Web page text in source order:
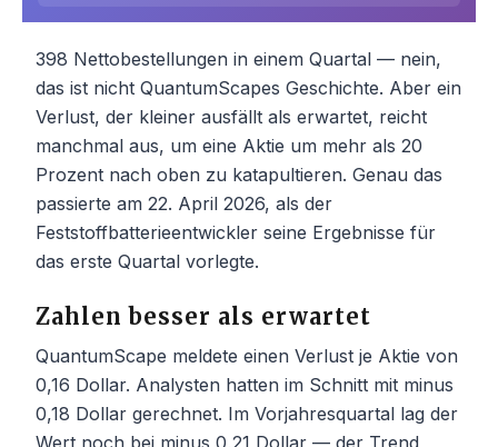
398 Nettobestellungen in einem Quartal — nein,
das ist nicht QuantumScapes Geschichte. Aber ein
Verlust, der kleiner ausfällt als erwartet, reicht
manchmal aus, um eine Aktie um mehr als 20
Prozent nach oben zu katapultieren. Genau das
passierte am 22. April 2026, als der
Feststoffbatterieentwickler seine Ergebnisse für
das erste Quartal vorlegte.
Zahlen besser als erwartet
QuantumScape meldete einen Verlust je Aktie von
0,16 Dollar. Analysten hatten im Schnitt mit minus
0,18 Dollar gerechnet. Im Vorjahresquartal lag der
Wert noch bei minus 0,21 Dollar — der Trend